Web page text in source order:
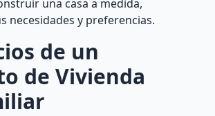
una casa a medida,
necesidades y preferencias.
de un
de Vivienda